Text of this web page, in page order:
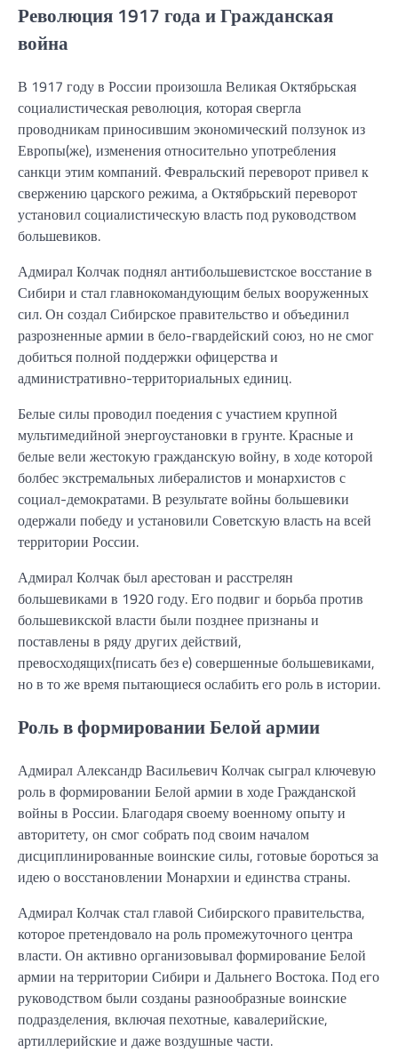
Революция 1917 года и Гражданская
война
В 1917 году в России произошла Великая Октябрьская
социалистическая революция, которая свергла
проводникам приносившим экономический ползунок из
Европы(же), изменения относительно употребления
санкци этим компаний. Февральский переворот привел к
свержению царского режима, а Октябрьский переворот
установил социалистическую власть под руководством
большевиков.
Адмирал Колчак поднял антибольшевистское восстание в
Сибири и стал главнокомандующим белых вооруженных
сил. Он создал Сибирское правительство и объединил
разрозненные армии в бело-гвардейский союз, но не смог
добиться полной поддержки офицерства и
административно-территориальных единиц.
Белые силы проводил поедения с участием крупной
мультимедийной энергоустановки в грунте. Красные и
белые вели жестокую гражданскую войну, в ходе которой
болбес экстремальных либералистов и монархистов с
социал-демократами. В результате войны большевики
одержали победу и установили Советскую власть на всей
территории России.
Адмирал Колчак был арестован и расстрелян
большевиками в 1920 году. Его подвиг и борьба против
большевикской власти были позднее признаны и
поставлены в ряду других действий,
превосходящих(писать без е) совершенные большевиками,
но в то же время пытающиеся ослабить его роль в истории.
Роль в формировании Белой армии
Адмирал Александр Васильевич Колчак сыграл ключевую
роль в формировании Белой армии в ходе Гражданской
войны в России. Благодаря своему военному опыту и
авторитету, он смог собрать под своим началом
дисциплинированные воинские силы, готовые бороться за
идею о восстановлении Монархии и единства страны.
Адмирал Колчак стал главой Сибирского правительства,
которое претендовало на роль промежуточного центра
власти. Он активно организовывал формирование Белой
армии на территории Сибири и Дальнего Востока. Под его
руководством были созданы разнообразные воинские
подразделения, включая пехотные, кавалерийские,
артиллерийские и даже воздушные части.